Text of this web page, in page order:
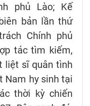
phủ Lào; Kế
bản lần thứ
Chính phủ
tác tìm kiếm,
liệt sĩ quân tình
Nam hy sinh tại
thời kỳ chiến